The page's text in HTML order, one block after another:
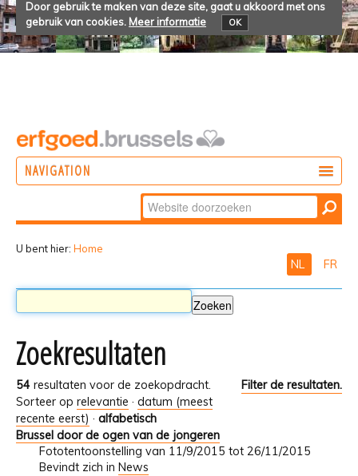
Door gebruik te maken van deze site, gaat u akkoord met ons
gebruik van cookies. Meer informatie OK
NAVIGATION
Zoek
Geavanceerd
U bent hier: Home
NL FR
Zoekresultaten
54 resultaten voor de zoekopdracht.
Filter de resultaten.
Sorteer op relevantie · datum (meest
recente eerst) · alfabetisch
Brussel door de ogen van de jongeren
Fototentoonstelling van 11/9/2015 tot 26/11/2015
Bevindt zich in News